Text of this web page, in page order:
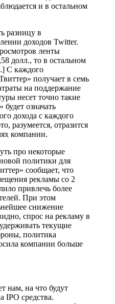
и в остальном
разницу в
доходов Twitter.
ленты
долл., то в остальном
С каждого
получает в семь
на поддержание
несет точно такие
означать
дохода с каждого
разумеется, отразится
компании.
про некоторые
политики для
сообщает, что
рекламы со 2
привлечь более
При этом
снижение
спрос на рекламу в
текущие
политика
компании больше
нам, на что будут
IPO средства.